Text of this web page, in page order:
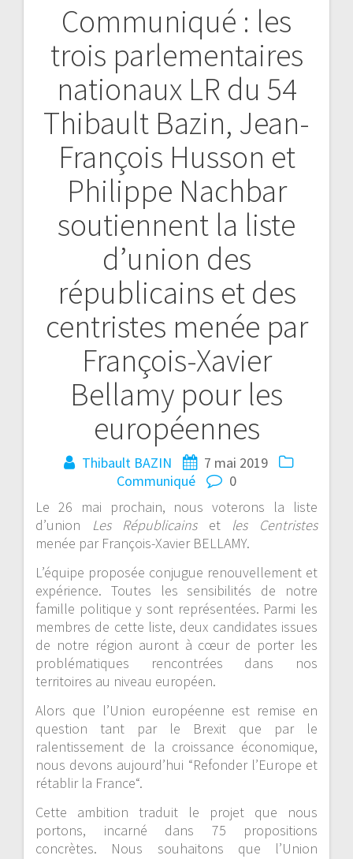
Communiqué : les
trois parlementaires
nationaux LR du 54
Thibault Bazin, Jean-
François Husson et
Philippe Nachbar
soutiennent la liste
d’union des
républicains et des
centristes menée par
François-Xavier
Bellamy pour les
européennes
Thibault BAZIN
7 mai 2019
Communiqué
0
Le 26 mai prochain, nous voterons la liste
d’union
Les Républicainset les Centristes
menée par François-Xavier BELLAMY.
L’équipe proposée conjugue renouvellement et
expérience. Toutes les sensibilités de notre
famille politique y sont représentées. Parmi les
membres de cette liste, deux candidates issues
de notre région auront à cœur de porter les
problématiques rencontrées dans nos
territoires au niveau européen.
Alors que l’Union européenne est remise en
question tant par le Brexit que par le
ralentissement de la croissance économique,
nous devons aujourd’hui “Refonder l’Europe et
rétablir la France“.
Cette ambition traduit le projet que nous
portons, incarné dans 75 propositions
concrètes. Nous souhaitons que l’Union